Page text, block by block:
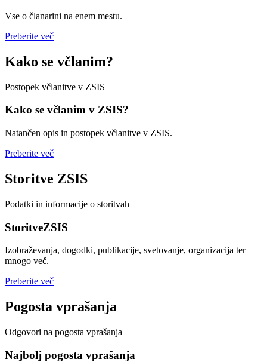
Vse o članarini na enem mestu.
Preberite več
Kako se včlanim?
Postopek včlanitve v ZSIS
Kako se včlanim v ZSIS?
Natančen opis in postopek včlanitve v ZSIS.
Preberite več
Storitve ZSIS
Podatki in informacije o storitvah
StoritveZSIS
Izobraževanja, dogodki, publikacije, svetovanje, organizacija ter
mnogo več.
Preberite več
Pogosta vprašanja
Odgovori na pogosta vprašanja
Najbolj pogosta vprašanja